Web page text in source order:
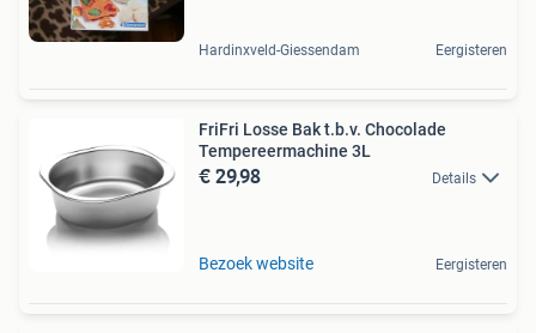
Hardinxveld-Giessendam Eergisteren
FriFri Losse Bak t.b.v. Chocolade
Tempereermachine 3L
€ 29,98 Details
Bezoek website Eergisteren